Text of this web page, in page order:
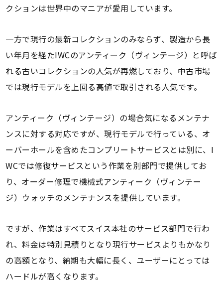
クションは世界中のマニアが愛用しています。
一方で現行の最新コレクションのみならず、製造から長
い年月を経たIWCのアンティーク（ヴィンテージ）と呼ば
れる古いコレクションの人気が再燃しており、中古市場
では現行モデルを上回る高値で取引される人気です。
アンティーク（ヴィンテージ）の場合気になるメンテナ
ンスに対する対応ですが、現行モデルで行っている、オ
ーバーホールを含めたコンプリートサービスとは別に、I
WCでは修復サービスという作業を別部門で提供してお
り、オーダー修理で機械式アンティーク（ヴィンテー
ジ）ウォッチのメンテナンスを提供しています。
ですが、作業はすべてスイス本社のサービス部門で行わ
れ、料金は特別見積りとなり現行サービスよりもかなり
の高額となり、納期も大幅に長く、ユーザーにとっては
ハードルが高くなります。